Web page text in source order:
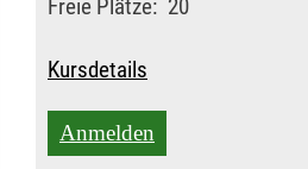
Freie Plätze: 20
Kursdetails
Anmelden